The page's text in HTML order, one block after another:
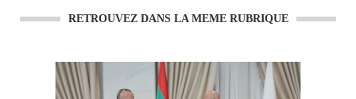
RETROUVEZ DANS LA MEME RUBRIQUE